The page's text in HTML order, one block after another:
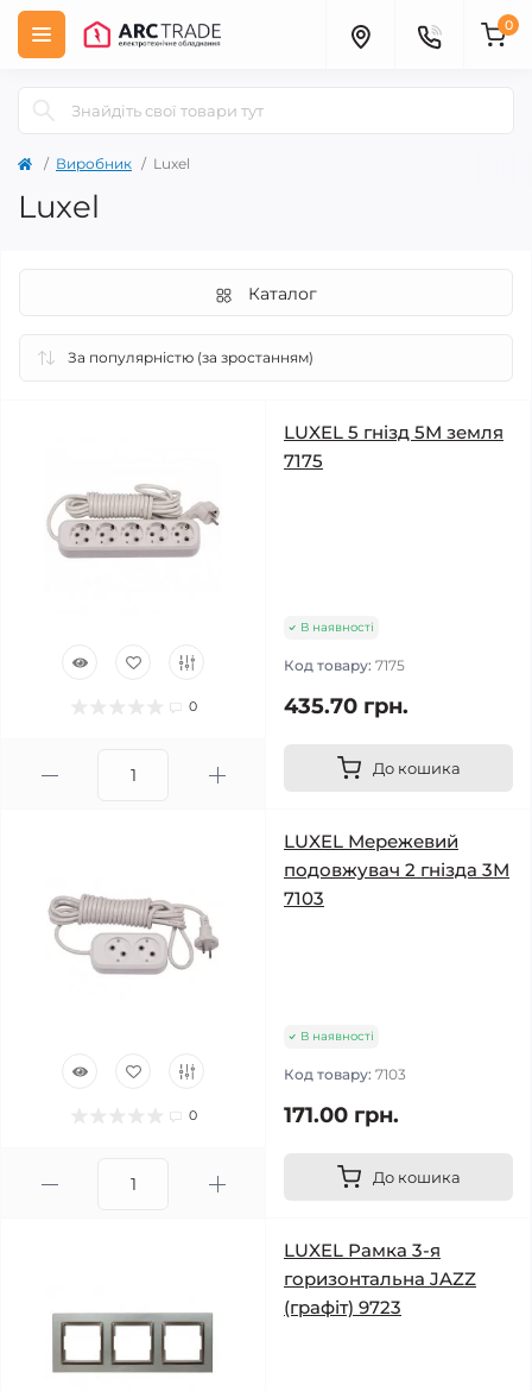
0
Виробник Luxel
Luxel
Каталог
0
LUXEL 5 гнізд 5М земля
7175
В наявності
Код товару: 7175
435.70 грн.
До кошика
0
LUXEL Мережевий
подовжувач 2 гнізда 3М
7103
В наявності
Код товару: 7103
171.00 грн.
До кошика
LUXEL Рамка 3-я
горизонтальна JAZZ
(графіт) 9723